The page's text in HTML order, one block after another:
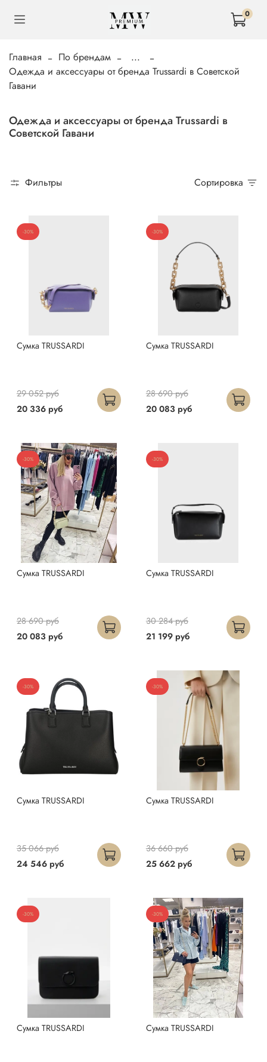
0
Главная По брендам
...
Одежда и аксессуары от бренда Trussardi в Советской
Гавани
Одежда и аксессуары от бренда Trussardi в
Советской Гавани
Фильтры Сортировка
-30%
Сумка TRUSSARDI
20 336 руб
29 052 руб
-30%
Сумка TRUSSARDI
20 083 руб
28 690 руб
-30%
Сумка TRUSSARDI
20 083 руб
28 690 руб
-30%
Сумка TRUSSARDI
21 199 руб
30 284 руб
-30%
Сумка TRUSSARDI
24 546 руб
35 066 руб
-30%
Сумка TRUSSARDI
25 662 руб
36 660 руб
-30%
Сумка TRUSSARDI
-30%
Сумка TRUSSARDI